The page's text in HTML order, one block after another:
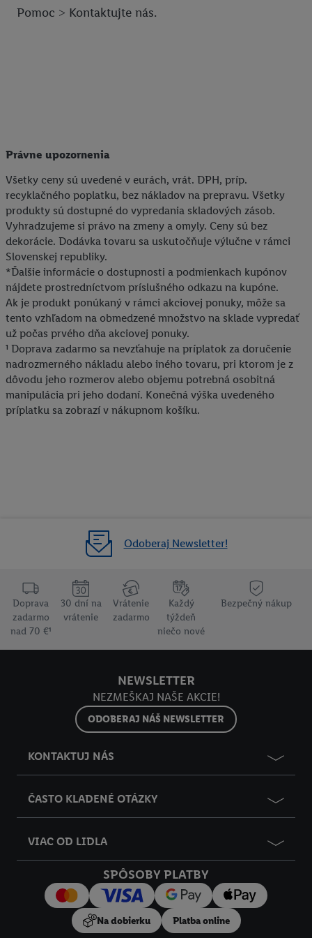
Pomoc ˃ Kontaktujte nás.
Právne upozornenia
Všetky ceny sú uvedené v eurách, vrát. DPH, príp.
recyklačného poplatku, bez nákladov na prepravu. Všetky
produkty sú dostupné do vypredania skladových zásob.
Vyhradzujeme si právo na zmeny a omyly. Ceny sú bez
dekorácie. Dodávka tovaru sa uskutočňuje výlučne v rámci
Slovenskej republiky.
*Ďalšie informácie o dostupnosti a podmienkach kupónov
nájdete prostredníctvom príslušného odkazu na kupóne.
Ak je produkt ponúkaný v rámci akciovej ponuky, môže sa
tento vzhľadom na obmedzené množstvo na sklade vypredať
už počas prvého dňa akciovej ponuky.
¹ Doprava zadarmo sa nevzťahuje na príplatok za doručenie
nadrozmerného nákladu alebo iného tovaru, pri ktorom je z
dôvodu jeho rozmerov alebo objemu potrebná osobitná
manipulácia pri jeho dodaní. Konečná výška uvedeného
príplatku sa zobrazí v nákupnom košíku.
Odoberaj Newsletter!
Doprava
zadarmo
nad 70 €¹
30 dní na
vrátenie
Vrátenie
zadarmo
Každý
týždeň
niečo nové
Bezpečný nákup
NEWSLETTER
NEZMEŠKAJ NAŠE AKCIE!
ODOBERAJ NÁŠ NEWSLETTER
KONTAKTUJ NÁS
ČASTO KLADENÉ OTÁZKY
VIAC OD LIDLA
SPÔSOBY PLATBY
Na dobierku Platba online
personalizovanú reklamu. Na tento účel môže byť vaša
vám možno priradiť niekoľko koncových zariadení alebo
používanie viacerých služieb spoločnosti Lidl, pomocou vašej
hashovanej e-mailovej adresy a prípadne ďalších
identifikátorov/identifikátorov, ktoré má spoločnosť Criteo SA k
dispozícii.
V časti "Prispôsobiť" môžete povoliť jednotlivé účely a nájsť
ďalšie informácie o podmienkach spracúvania osobných
údajov.
Kliknutím na možnosť "
Odmietnuť
" môžete povoliť iba
používanie potrebných technológií. Kliknutím na "Súhlasím"
vyjadríte súhlas so spracúvaním na všetky vyššie uvedené účely.
Ďalšie informácie vrátane informácií o dobe uchovávania
údajov a Vašom práve kedykoľvek odvolať súhlas s účinnosťou
do budúcnosti nájdete v našich zásadách ochrany osobných
údajov.Imprint nájdete tu.